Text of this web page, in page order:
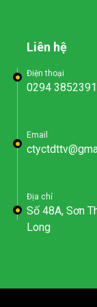
Liên hệ
Điện thoại
0294
Email
Địa chỉ
Số 48A, Sơn
Long